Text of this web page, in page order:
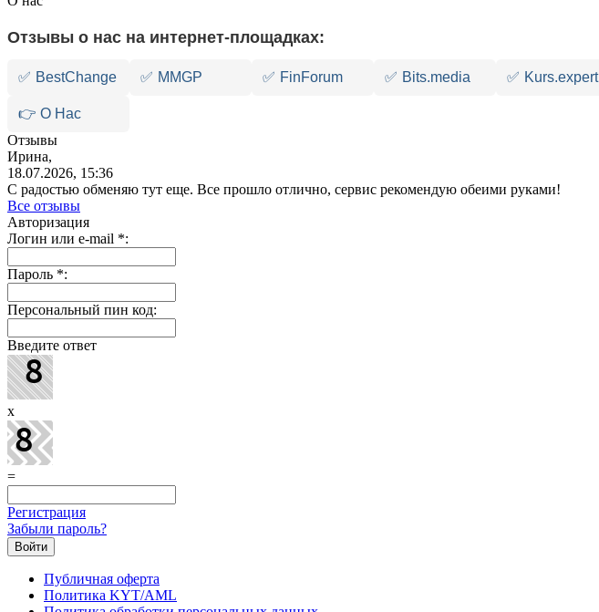
Отзывы о нас на интернет-площадках:
✅ BestChange ✅ MMGP ✅ FinForum ✅ Bits.media ✅ Kurs.expert
👉 О Нас
Отзывы
Ирина,
18.07.2026, 15:36
С радостью обменяю тут еще. Все прошло отлично, сервис рекомендую обеими руками!
Все отзывы
Авторизация
Логин или e-mail *:
Пароль *:
Персональный пин код:
Введите ответ
x
=
Регистрация
Забыли пароль?
Публичная оферта
Политика KYT/AML